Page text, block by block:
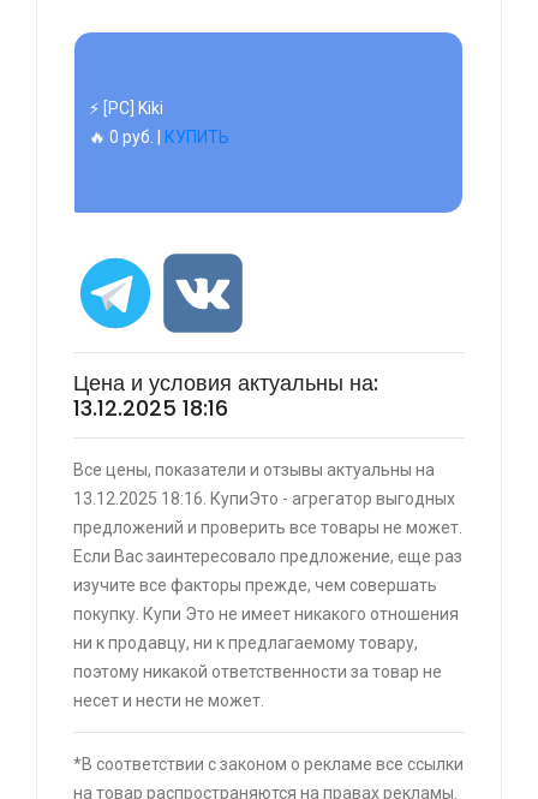
⚡ [PC] Kiki
🔥 0 руб. |
КУПИТЬ
⚡ 55" Телевизор Digma DM-LED55UQB31 QLED,
4K Ultra HD, черный, СМАРТ ТВ, Google TV
🔥 26990 руб. |КУПИТЬ
⚡ [PC] Cursedland
🔥 0 руб. | КУПИТЬ
⚡ Двуспальная кровать buyson 200х160 со
скидкой + возврат 25% трат , если оплачивать
картой Сбербанка
🔥 16190 руб. | КУПИТЬ
⚡ Скидка до 25% при оплате платежной
Цена и условия актуальны на:
13.12.2025 18:16
Все цены, показатели и отзывы актуальны на
13.12.2025 18:16. КупиЭто - агрегатор выгодных
предложений и проверить все товары не может.
Если Вас заинтересовало предложение, еще раз
изучите все факторы прежде, чем совершать
покупку. Купи Это не имеет никакого отношения
ни к продавцу, ни к предлагаемому товару,
поэтому никакой ответственности за товар не
несет и нести не может.
*В соответствии с законом о рекламе все ссылки
на товар распространяются на правах рекламы.